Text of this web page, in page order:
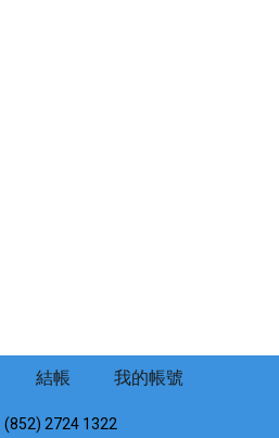
結帳 我的帳號
(852) 2724 1322